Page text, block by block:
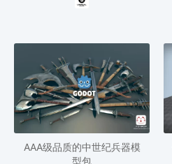
AAA级品质的中世纪兵器模
型包